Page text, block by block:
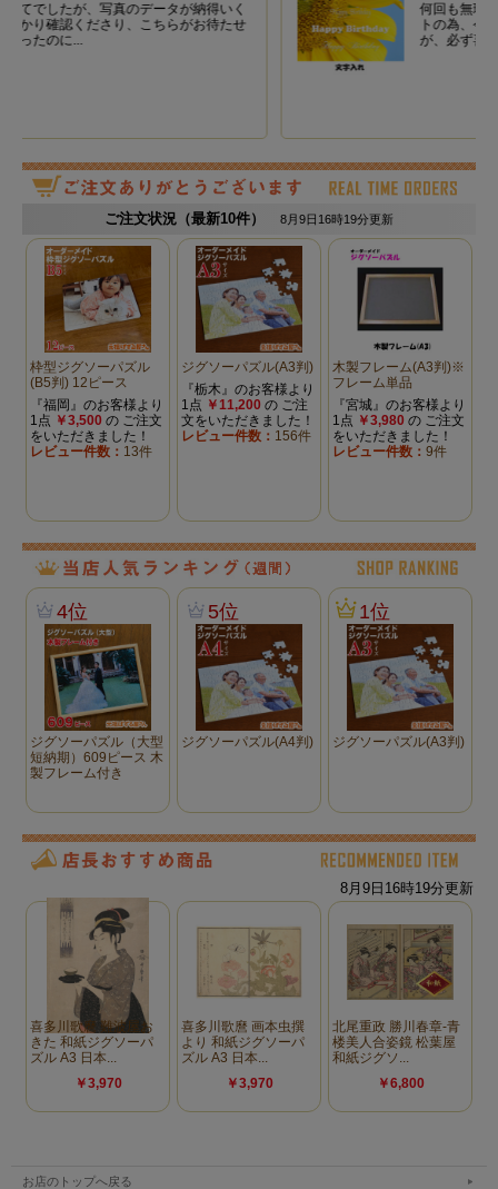
スの型のついた台紙付き）
完成見本
ます）
納品時の状態
「組み立て」状態で納品
ピース数
「40ピース（クモ型不定形）」のピースで
す
フレーム
紙製フレーム(パネル)及びパズル用の「の
り・へら」
必要な方のみ
紙製パネル（白茶）
紙製パネル(コーヒー【こげ茶】)
からお選びください
お店のトップへ戻る